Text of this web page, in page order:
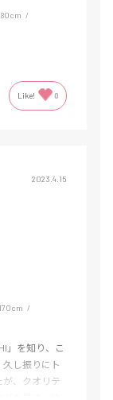
Like! 0
2023.4.15
」を知り、こ
し振りにト
が、クオリテ